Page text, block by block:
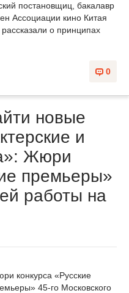
постановщиц, бакалавр
Ассоциации кино Китая
о принципах
0
новые
и
Жюри
премьеры»
работы на
конкурса «Русские
45-го Московского